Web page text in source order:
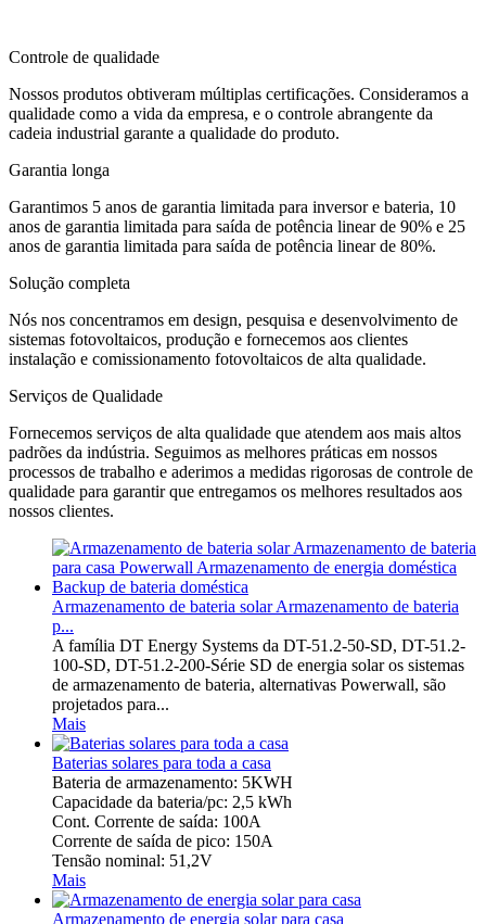
Controle de qualidade
Nossos produtos obtiveram múltiplas certificações. Consideramos a
qualidade como a vida da empresa, e o controle abrangente da
cadeia industrial garante a qualidade do produto.
Garantia longa
Garantimos 5 anos de garantia limitada para inversor e bateria, 10
anos de garantia limitada para saída de potência linear de 90% e 25
anos de garantia limitada para saída de potência linear de 80%.
Solução completa
Nós nos concentramos em design, pesquisa e desenvolvimento de
sistemas fotovoltaicos, produção e fornecemos aos clientes
instalação e comissionamento fotovoltaicos de alta qualidade.
Serviços de Qualidade
Fornecemos serviços de alta qualidade que atendem aos mais altos
padrões da indústria. Seguimos as melhores práticas em nossos
processos de trabalho e aderimos a medidas rigorosas de controle de
qualidade para garantir que entregamos os melhores resultados aos
nossos clientes.
Armazenamento de bateria solar Armazenamento de bateria
p...
A família DT Energy Systems da DT-51.2-50-SD, DT-51.2-
100-SD, DT-51.2-200-Série SD de energia solar os sistemas
de armazenamento de bateria, alternativas Powerwall, são
projetados para...
Mais
Baterias solares para toda a casa
Bateria de armazenamento: 5KWH
Capacidade da bateria/pc: 2,5 kWh
Cont. Corrente de saída: 100A
Corrente de saída de pico: 150A
Tensão nominal: 51,2V
Mais
Armazenamento de energia solar para casa